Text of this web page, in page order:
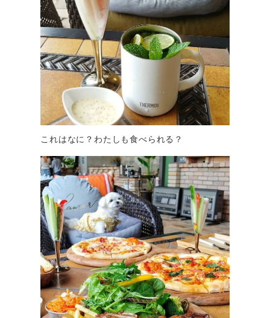
これはなに？わたしも食べられる？